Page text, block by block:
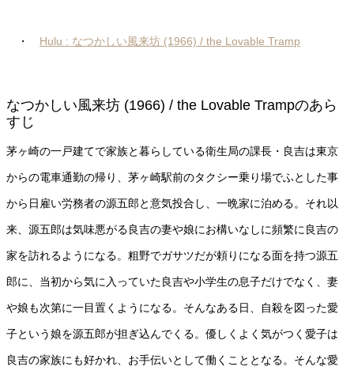
・ Hulu : なつかしい風来坊 (1966) / the Lovable Tramp
なつかしい風来坊 (1966) / the Lovable Trampのあら
すじ
茅ヶ崎の一戸建てで家族と暮らしている衛生局の課長・良吉は東京
からの電車通勤の帰り、茅ヶ崎駅前のタクシー乗り場でふとした事
から日雇い労務者の源五郎と意気投合し、一晩家に泊める。それ以
来、源五郎は気味悪がる良吉の妻や娘にお構いなしに頻繁に良吉の
家を訪れるようになる。粗野でガサツだが頼りになる面を持つ源五
郎に、当初から気に入っていた良吉や小学生の息子だけでなく、妻
や娘も次第に一目置くようになる。そんなある日、自殺を図った愛
子という娘を源五郎が担ぎ込んでくる。優しくよく気がつく愛子は
良吉の家族にも好かれ、お手伝いとして働くこととなる。そんな愛